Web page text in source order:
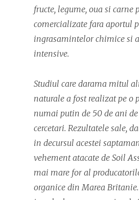
fructe, legume, oua si carne
comercializate fara aportul
ingrasamintelor chimice si
intensive.
Studiul care darama mitul
naturale a fost realizat pe o
numai putin de 50 de ani
cercetari. Rezultatele sale,
in decursul acestei
vehement atacate de Soil
mai mare for al
organice din Marea